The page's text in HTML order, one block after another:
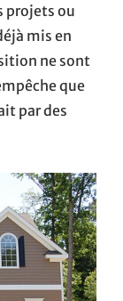
projets ou
mis en
ne sont
que
par des